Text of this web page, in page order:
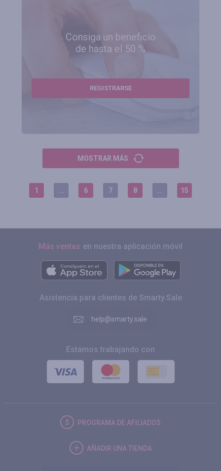
Consiga un beneficio
de hasta el 50 %
REGISTRARSE
MOSTRAR MÁS
1 6 7 8 15
Más ventas en nuestra aplicación móvil
Asistencia para clientes de Smarty.Sale
help@smarty.sale
Estamos trabajando con
PROGRAMA DE AFILIADOS
AÑADIR UNA TIENDA